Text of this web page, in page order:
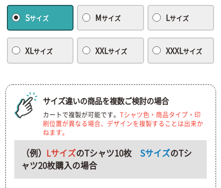
Sサイズ Mサイズ Lサイズ
XLサイズ XXLサイズ XXXLサイズ
サイズ違いの商品を複数ご検討の場合
カートで複製が可能です。 Tシャツ色・商品タイプ・印
刷位置が異なる場合、デザインを複製することは出来か
ねます。
（例） LサイズのTシャツ10枚 SサイズのTシ
ャツ20枚購入の場合